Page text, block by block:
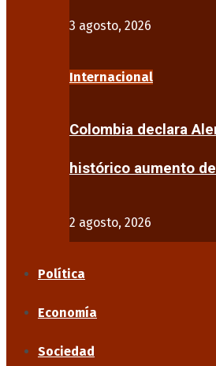
3 agosto, 2026
Internacional
Colombia declara
histórico aumento
2 agosto, 2026
Política
Economía
Sociedad